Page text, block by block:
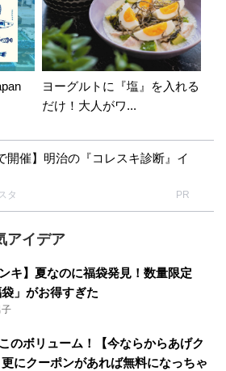
ヨーグルトに『塩』を入れる
だけ！大人がワ...
開催】明治の『コレスキ診断』イ
タ PR
アイデア
キ】夏なのに福袋発見！数量限定
袋」がお得すぎた
のボリューム！【今ならからあげク
にクーポンがあれば無料になっちゃ